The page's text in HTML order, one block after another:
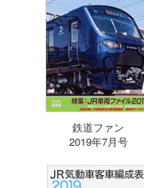
鉄道ファン
2019年7月号